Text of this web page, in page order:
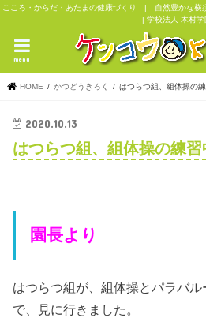
こころ・からだ・あたまの健康づくり | 自然豊かな横
| 学校法人 木村学
menu
HOME かつどうきろく はつらつ組、組体操の
2020.10.13
はつらつ組、組体操の練習
園長より
はつらつ組が、組体操とパラバ
で、見に行きました。